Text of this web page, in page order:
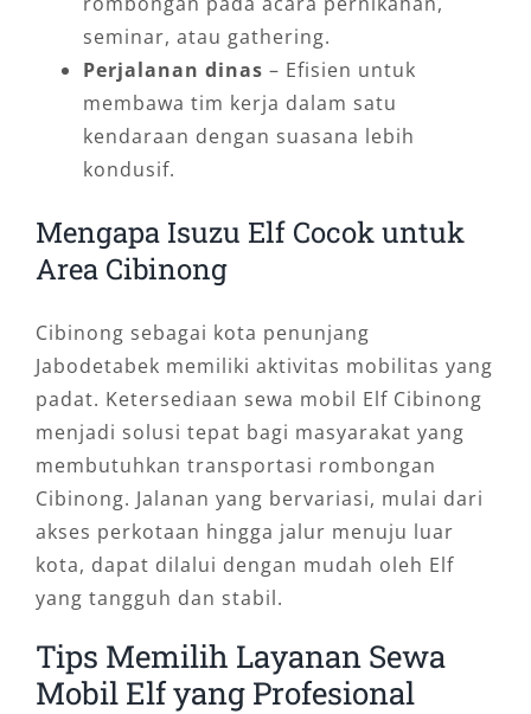
seminar, atau gathering.
Perjalanan dinas – Efisien untuk
membawa tim kerja dalam satu
kendaraan dengan suasana lebih
kondusif.
Mengapa Isuzu Elf Cocok untuk
Area Cibinong
Cibinong sebagai kota penunjang
Jabodetabek memiliki aktivitas mobilitas yang
padat. Ketersediaan sewa mobil Elf Cibinong
menjadi solusi tepat bagi masyarakat yang
membutuhkan transportasi rombongan
Cibinong. Jalanan yang bervariasi, mulai dari
akses perkotaan hingga jalur menuju luar
kota, dapat dilalui dengan mudah oleh Elf
yang tangguh dan stabil.
Tips Memilih Layanan Sewa
Mobil Elf yang Profesional